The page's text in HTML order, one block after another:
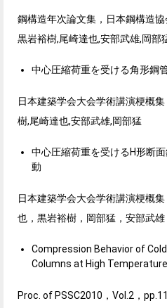
鋼構造年次論文集，日本鋼構造
黒岩裕樹,尾崎達也,安部武雄,岡部
中心圧縮荷重を受ける角形鋼
日本建築学会大会学術講演梗概
樹,尾崎達也,安部武雄,岡部猛
中心圧縮荷重を受けるH形断
動
日本建築学会大会学術講演梗概集
也，黒岩裕樹，岡部猛，安部武雄
Compression Behavior of
Columns at High Temperature
Proc. of PSSC2010，Vol.2，